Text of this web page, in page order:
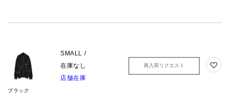
ブラック
SMALL /
在庫なし
店舗在庫
再入荷リクエスト